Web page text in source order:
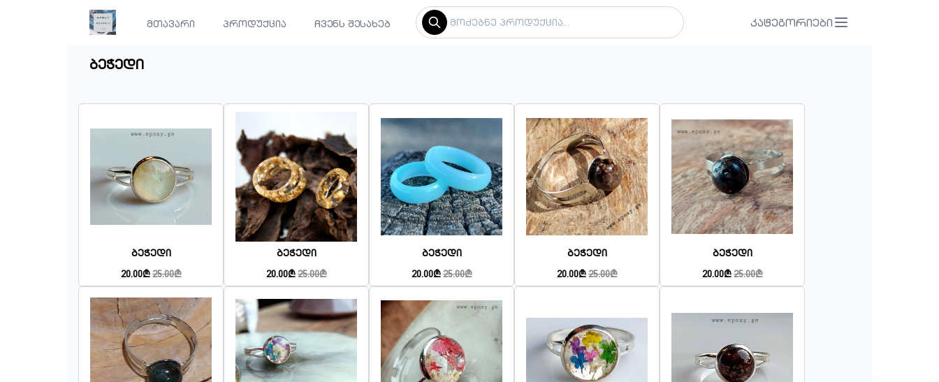
მთავარი პროდუქცია ჩვენს შესახებ კატეგორიები
ბეჭედი
Ბეჭედი
20.00₾ 25.00₾
Ბეჭედი
20.00₾ 25.00₾
Ბეჭედი
20.00₾ 25.00₾
Ბეჭედი
20.00₾ 25.00₾
Ბეჭედი
20.00₾ 25.00₾